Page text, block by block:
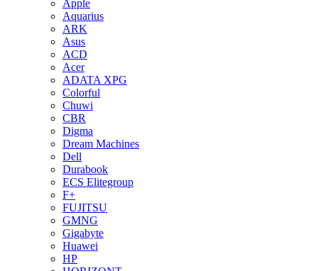
Apple
Aquarius
ARK
Asus
ACD
Acer
ADATA XPG
Colorful
Chuwi
CBR
Digma
Dream Machines
Dell
Durabook
ECS Elitegroup
F+
FUJITSU
GMNG
Gigabyte
Huawei
HP